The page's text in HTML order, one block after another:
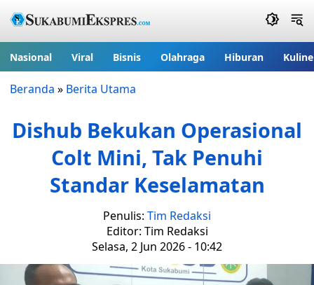
Nasional Viral Bisnis Olahraga Hiburan
Beranda » Berita Utama
Dishub Bekukan Operasional
Colt Mini, Tak Penuhi
Standar Keselamatan
Penulis: Tim Redaksi
Editor: Tim Redaksi
Selasa, 2 Jun 2026 - 10:42